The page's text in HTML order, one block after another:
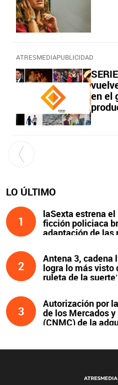
ATRESMEDIAPUBLICIDAD
en el
LO ÚLTIMO
1
laSexta estrena
ficción policiaca
adaptación de las
2
Antena 3, cadena
logra lo más visto
ruleta de la
3
Autorización por
de los Mercados
(CNMC) de la
compromisos